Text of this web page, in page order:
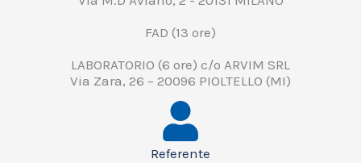
FAD (13 ore)
LABORATORIO (6 ore) c/o ARVIM SRL
Via Zara, 26 – 20096 PIOLTELLO (MI)
Referente